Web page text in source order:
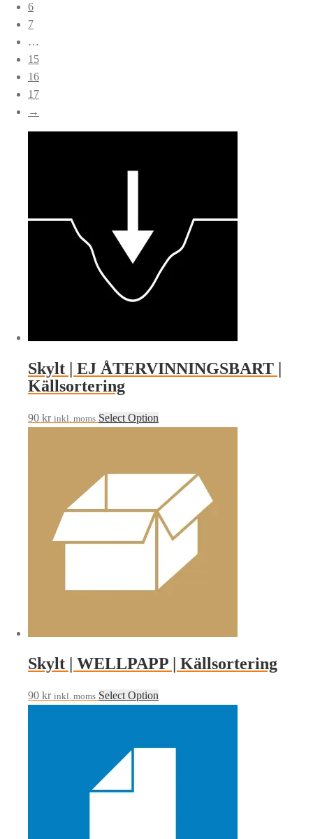
6
7
…
15
16
17
→
Skylt | EJ ÅTERVINNINGSBART |
Källsortering
90 kr inkl. moms Select Option
Skylt | WELLPAPP | Källsortering
90 kr inkl. moms Select Option